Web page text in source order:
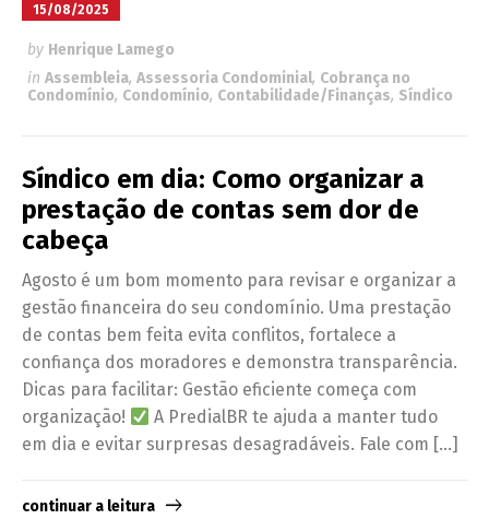
15/08/2025
by Henrique Lamego
in Assembleia, Assessoria Condominial, Cobrança no
Condomínio, Condomínio, Contabilidade/Finanças, Síndico
Síndico em dia: Como organizar a
prestação de contas sem dor de
cabeça
Agosto é um bom momento para revisar e organizar a
gestão financeira do seu condomínio. Uma prestação
de contas bem feita evita conflitos, fortalece a
confiança dos moradores e demonstra transparência.
Dicas para facilitar: Gestão eficiente começa com
organização!
A PredialBR te ajuda a manter tudo
em dia e evitar surpresas desagradáveis. Fale com […]
continuar a leitura